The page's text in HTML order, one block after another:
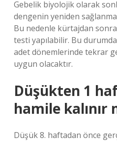
Gebelik biyolojik olarak
dengenin yeniden
Bu nedenle kürtajdan
testi yapılabilir. Bu
adet dönemlerinde tekrar
uygun olacaktır.
Düşükten 1
hamile kalınır
Düşük 8. haftadan önce